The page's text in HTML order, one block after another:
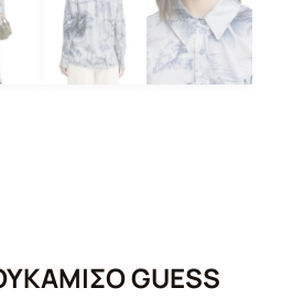
GUESS